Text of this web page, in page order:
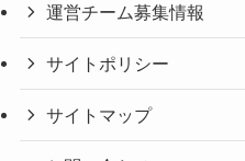
運営チーム募集情報
サイトポリシー
サイトマップ